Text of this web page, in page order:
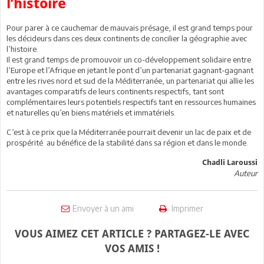
l’histoire
Pour parer à ce cauchemar de mauvais présage, il est grand temps pour
les décideurs dans ces deux continents de concilier la géographie avec
l’histoire.
Il est grand temps de promouvoir un co-développement solidaire entre
l’Europe et l’Afrique en jetant le pont d’un partenariat gagnant-gagnant
entre les rives nord et sud de la Méditerranée, un partenariat qui allie les
avantages comparatifs de leurs continents respectifs, tant sont
complémentaires leurs potentiels respectifs tant en ressources humaines
et naturelles qu’en biens matériels et immatériels.
C’est à ce prix que la Méditerranée pourrait devenir un lac de paix et de
prospérité au bénéfice de la stabilité dans sa région et dans le monde.
Chadli Laroussi
Auteur
Envoyer à un ami Imprimer
VOUS AIMEZ CET ARTICLE ? PARTAGEZ-LE AVEC
VOS AMIS !